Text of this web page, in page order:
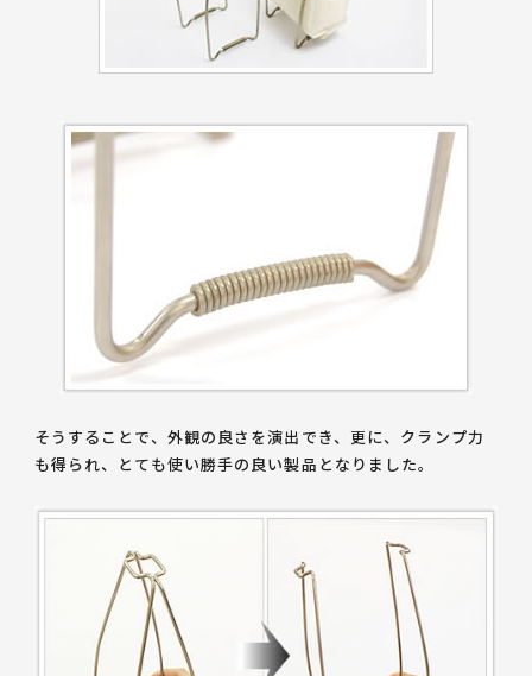
そうすることで、外観の良さを演出でき、更に、クランプ力
も得られ、とても使い勝手の良い製品となりました。